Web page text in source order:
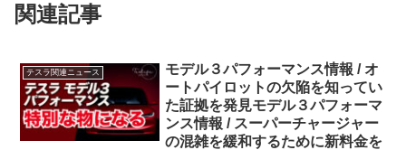
関連記事
テスラ関連ニュース
モデル３パフォーマンス情報 / オ
ートパイロットの欠陥を知ってい
た証拠を発見モデル３パフォーマ
ンス情報 / スーパーチャージャー
の混雑を緩和するために新料金を